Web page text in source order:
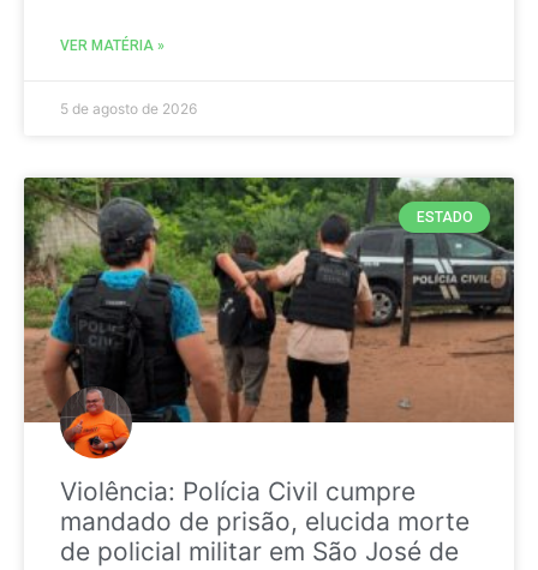
VER MATÉRIA »
5 de agosto de 2026
ESTADO
Violência: Polícia Civil cumpre
mandado de prisão, elucida morte
de policial militar em São José de